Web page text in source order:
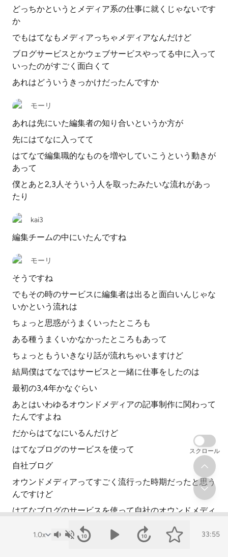
どっちかというとメディア系の仕事に就くじゃないです
か
でもはてなもメディアっちゃメディアなんだけど
ブログサービスとかウェブサービスやってる中に入って
いったのがすごく面白くて
あれはどういうきっかけだったんですか
モーリ
あれは先にいた編集者の知り合いというか方が
先にはてなに入ってて
はてなで編集職的なものを増やしていこうという動きが
あって
僕とあと2,3人そういう人を取ったみたいな流れがあっ
たり
kai3
編集チームの中にいたんですね
モーリ
そうですね
でもその時のサービスに編集者は出ると面白いんじゃな
いかという流れは
ちょっと思惑がうまくいったところも
ある種うまくいかなかったところもあって
ちょっともういきなり話が流れちゃいますけど
結局僕はてなではサービスと一緒に仕事をしたのは
最初の3,4年かなぐらい
あとはいわゆるオウンドメディアの記事制作に関わって
たんですよね
だからはてなにいるんだけど
はてなブログのサービスを使って
自社ブログ
オウンドメディアってすごく流行った時期だったと思う
んですけど
はてなブログのサービスを使って自社のオウンドメディ
だけど記事ってどうやって作るんだっけ
33:55
スクロール